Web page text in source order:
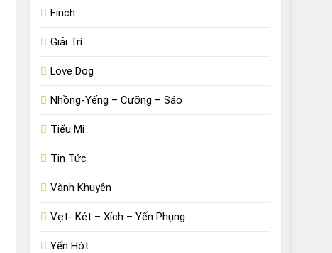
Finch
Giải Trí
Love Dog
Nhồng-Yểng – Cưỡng – Sáo
Tiểu Mi
Tin Tức
Vành Khuyên
Vẹt- Két – Xích – Yến Phụng
Yến Hót